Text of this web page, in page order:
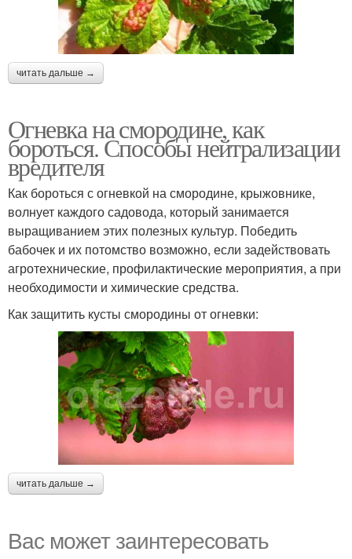
читать дальше →
Огневка на смородине, как
бороться. Способы нейтрализации
вредителя
Как бороться с огневкой на смородине, крыжовнике,
волнует каждого садовода, который занимается
выращиванием этих полезных культур. Победить
бабочек и их потомство возможно, если задействовать
агротехнические, профилактические мероприятия, а при
необходимости и химические средства.
Как защитить кусты смородины от огневки:
читать дальше →
Вас может заинтересовать